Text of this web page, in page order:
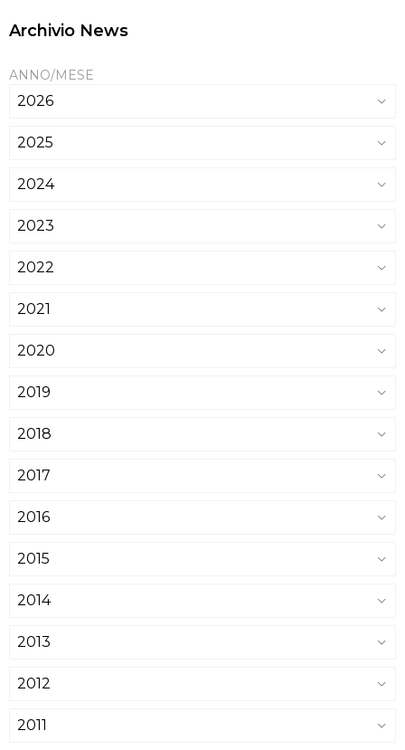
Archivio News
ANNO/MESE
2026
2025
2024
2023
2022
2021
2020
2019
2018
2017
2016
2015
2014
2013
2012
2011